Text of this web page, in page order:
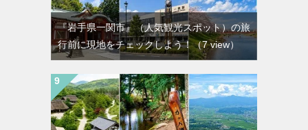
『岩手県一関市』（人気観光スポット）の旅
行前に現地をチェックしよう！（7 view）